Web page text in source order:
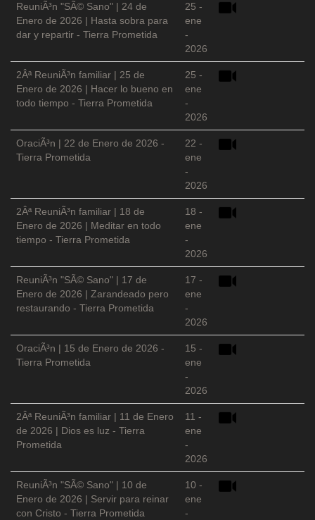
ReuniÃ³n "SÃ© Sano" | 24 de
Enero de 2026 | Hasta sobra para
dar y repartir - Tierra Prometida
25 -
ene
-
2026
2Âª ReuniÃ³n familiar | 25 de
Enero de 2026 | Hacer lo bueno en
todo tiempo - Tierra Prometida
25 -
ene
-
2026
OraciÃ³n | 22 de Enero de 2026 -
Tierra Prometida
22 -
ene
-
2026
2Âª ReuniÃ³n familiar | 18 de
Enero de 2026 | Meditar en todo
tiempo - Tierra Prometida
18 -
ene
-
2026
ReuniÃ³n "SÃ© Sano" | 17 de
Enero de 2026 | Zarandeado pero
restaurando - Tierra Prometida
17 -
ene
-
2026
OraciÃ³n | 15 de Enero de 2026 -
Tierra Prometida
15 -
ene
-
2026
2Âª ReuniÃ³n familiar | 11 de Enero
de 2026 | Dios es luz - Tierra
Prometida
11 -
ene
-
2026
ReuniÃ³n "SÃ© Sano" | 10 de
Enero de 2026 | Servir para reinar
con Cristo - Tierra Prometida
10 -
ene
-